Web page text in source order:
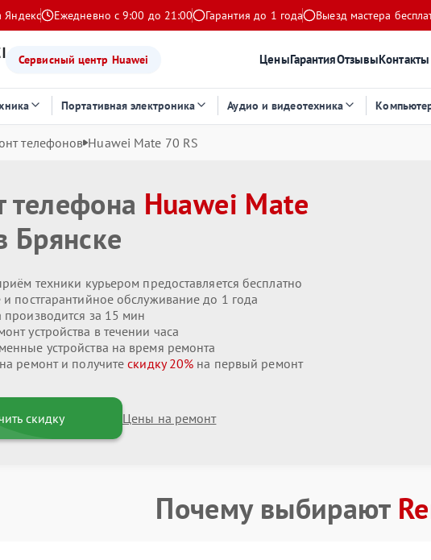
Яндекс Ежедневно с 9:00 до 21:00 Гарантия до 1 года Выезд мастера
Сервисный центр Huawei ЦеныГарантияОтзывыКонтакты
Портативная электроника Аудио и видеотехника
телефонов Huawei Mate 70 RS
телефона Huawei Mate
Брянске
техники курьером предоставляется бесплатно
и постгарантийное обслуживание до 1 года
производится за 15 мин
устройства в течении часа
устройства на время ремонта
ремонт и получитескидку 20% на первый ремонт
скидку Цены на ремонт
Почему выбирают